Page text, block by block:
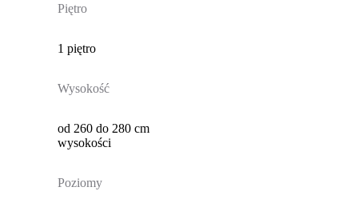
Piętro
1 piętro
Wysokość
od 260 do 280 cm
wysokości
Poziomy